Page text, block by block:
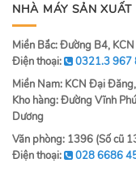
NHÀ MÁY SẢN XUẤT
Miền Bắc: Đường B4,
Điện thoại:
0321.3 967
Miền Nam: KCN Đại
Kho hàng: Đường Vĩnh
Dương
Văn phòng: 1396 (Số cũ
Điện thoại:
028 6686